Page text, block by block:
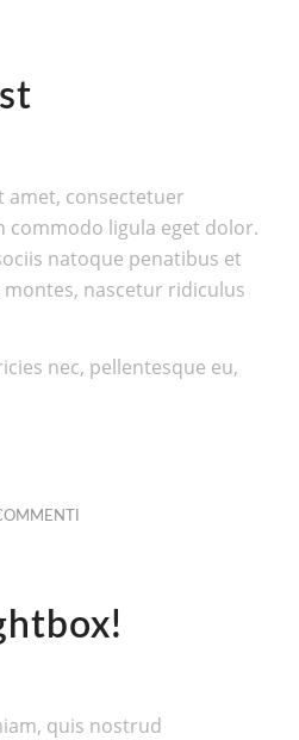
amet, consectetuer
commodo ligula eget dolor.
natoque penatibus et
nascetur ridiculus
nec, pellentesque eu,
quis nostrud